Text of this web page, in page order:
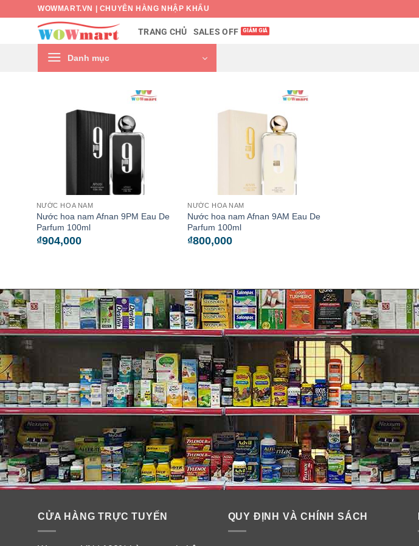
WOWMART.VN | CHUYÊN HÀNG NHẬP KHẨU
TRANG CHỦ SALES OFF
Danh mục
NƯỚC HOA NAM
Nước hoa nam Afnan 9PM Eau De
Parfum 100ml
₫904,000
NƯỚC HOA NAM
Nước hoa nam Afnan 9AM Eau De
Parfum 100ml
₫800,000
CỬA HÀNG TRỰC TUYẾN QUY ĐỊNH VÀ CHÍNH SÁCH